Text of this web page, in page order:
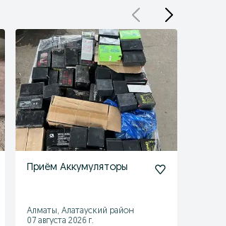
Приём Аккумуляторы
Алматы, Алатауский район
07 августа 2026 г.